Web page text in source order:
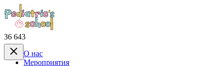
36 643
О нас
Mероприятия